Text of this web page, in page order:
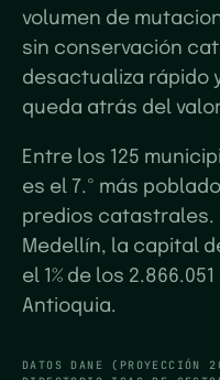
volumen de
sin conservación
desactualiza rápido
queda atrás del
Entre los 125
es el 7.º más
predios catastrales.
Medellín, la capital
el 1% de los
Antioquia.
DATOS DANE